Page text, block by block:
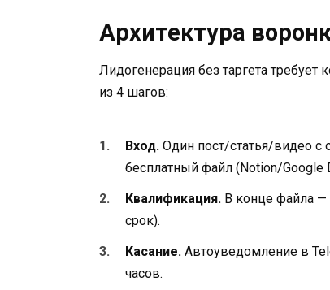
Архитектура
Лидогенерация без таргета
из 4 шагов:
Вход. Один пост/статья/видео с
бесплатный файл (Notion/Google
Квалификация. В конце файла —
срок).
Касание. Автоуведомление в
часов.